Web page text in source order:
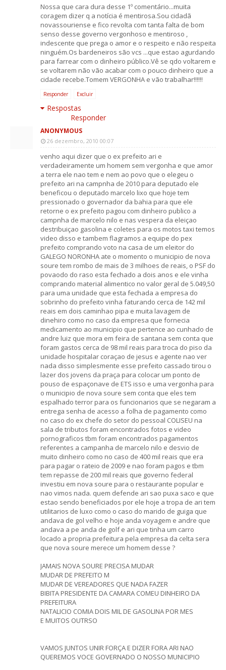
Nossa que cara dura desse 1º comentário...muita
coragem dizer q a notícia é mentirosa.Sou cidadã
novassouriense e fico revolta com tanta falta de bom
senso desse governo vergonhoso e mentiroso ,
indescente que prega o amor e o respeito e não respeita
ninguém.Os bardeneiros são vcs ...que estao agurdando
para farrear com o dinheiro público.Vê se qdo voltarem e
se voltarem não vão acabar com o pouco dinheiro que a
cidade recebe.Tomem VERGONHA e vão trabalhar!!!!!!
Responder Excluir
Respostas
Responder
ANONYMOUS
26 dezembro, 2010 00:07
venho aqui dizer que o ex prefeito ari e
verdadeiramente um homem sem vergonha e que amor
a terra ele nao tem e nem ao povo que o elegeu o
prefeito ari na campnha de 2010 para deputado ele
beneficou o deputado marcelo lixo que hoje tem
pressionado o governador da bahia para que ele
retorne o ex prefeito pagou com dinheiro publico a
campnha de marcelo nilo e nas vespera da eleiçao
destribuiçao gasolina e coletes para os motos taxi temos
video disso e tambem flagramos a equipe do pex
prefeito comprando voto na casa de um eleitor do
GALEGO NORONHA ate o momento o municipio de nova
soure tem rombo de mais de 3 milhoes de reais, o PSF do
povaodo do raso esta fechado a dois anos e ele vinha
comprando material alimentico no valor geral de 5.049,50
para uma unidade que esta fechada a empresa do
sobrinho do prefeito vinha faturando cerca de 142 mil
reais em dois caminhao pipa e muita lavagem de
dinehiro como no caso da empresa que fornecia
medicamento ao municipio que pertence ao cunhado de
andre luiz que mora em feira de santana sem conta que
foram gastos cerca de 98 mil reais para troca do piso da
unidade hospitalar coraçao de jesus e agente nao ver
nada disso simplesmente esse prefeito cassado tirou o
lazer dos jovens da praça para colocar um ponto de
pouso de espaçonave de ETS isso e uma vergonha para
o municipio de nova soure sem conta que eles tem
espalhado terror para os funcionarios que se negaram a
entrega senha de acesso a folha de pagamento como
no caso do ex chefe do setor do pessoal COLISEU na
sala de tributos foram encontrados fotos e video
pornograficos tbm foram encontrados pagamentos
referentes a campanha de marcelo nilo e desvio de
muito dinheiro como no caso de 400 mil reais que era
para pagar o rateio de 2009 e nao foram pagos e tbm
tem repasse de 200 mil reais que governo federal
investiu em nova soure para o restaurante popular e
nao vimos nada. quem defende ari sao puxa saco e que
estao sendo beneficiados por ele hoje a tropa de ari tem
utilitarios de luxo como o caso do marido de guiga que
andava de gol velho e hoje anda voyagem e andre que
andava a pe anda de golf e ari que tinha um carro
locado a propria prefeitura pela empresa da celta sera
que nova soure merece um homem desse ?
JAMAIS NOVA SOURE PRECISA MUDAR
MUDAR DE PREFEITO M
MUDAR DE VEREADORES QUE NADA FAZER
BIBITA PRESIDENTE DA CAMARA COMEU DINHEIRO DA
PREFEITURA
NATALICIO COMIA DOIS MIL DE GASOLINA POR MES
E MUITOS OUTRSO
VAMOS JUNTOS UNIR FORÇA E DIZER FORA ARI NAO
QUEREMOS VOCE GOVERNADO O NOSSO MUNICIPIO